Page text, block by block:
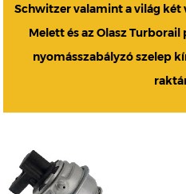
Schwitzer valamint a világ két
Melett és az Olasz
nyomásszabályzó szelep